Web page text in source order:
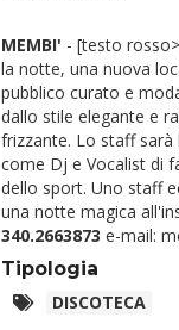
MEMBI' - [testo
la notte, una nuova
pubblico curato e
dallo stile elegante e
frizzante. Lo staff
come Dj e Vocalist di
dello sport. Uno staff
una notte magica
340.2663873 e-mail:
Tipologia
DISCOTECA